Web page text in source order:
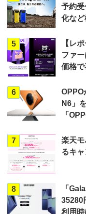
予約
化など
5
【レ
ファ
価格で
6
OPPO
N6」
「
7
楽天
るキャ
8
「
35280
利用